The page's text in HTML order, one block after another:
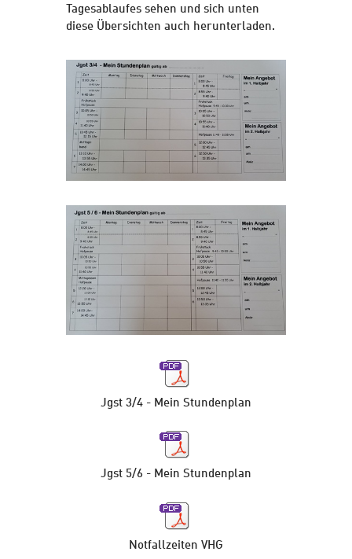
Tagesablaufes sehen und sich unten
diese Übersichten auch herunterladen.
Jgst 3/4 - Mein Stundenplan
Jgst 5/6 - Mein Stundenplan
Notfallzeiten VHG